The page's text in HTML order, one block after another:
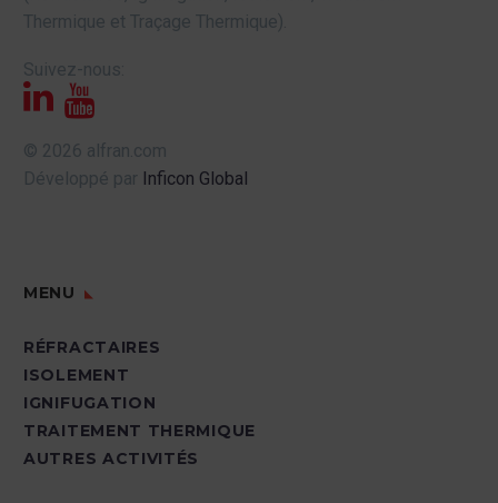
Thermique et Traçage Thermique).
Suivez-nous:
© 2026 alfran.com
Développé par Inficon Global
MENU
RÉFRACTAIRES
ISOLEMENT
IGNIFUGATION
TRAITEMENT THERMIQUE
AUTRES ACTIVITÉS